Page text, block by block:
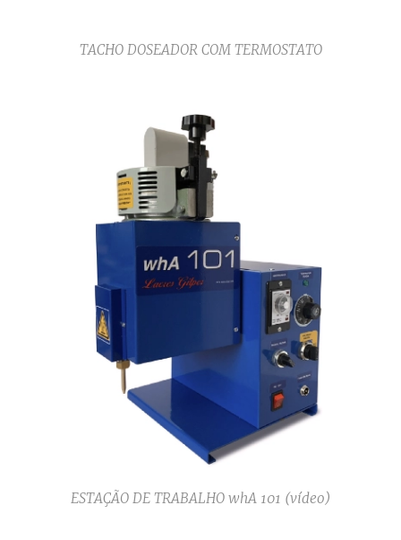
TACHO DOSEADOR COM TERMOSTATO
ESTAÇÃO DE TRABALHO whA 101 (vídeo)